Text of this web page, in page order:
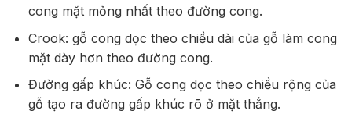
cong mặt mỏng nhất theo đường cong.
Crook: gỗ cong dọc theo chiều dài của gỗ làm cong
mặt dày hơn theo đường cong.
Đường gấp khúc: Gỗ cong dọc theo chiều rộng của
gỗ tạo ra đường gấp khúc rõ ở mặt thẳng.